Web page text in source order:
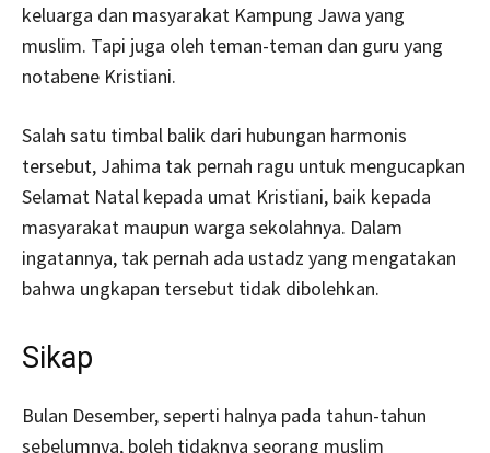
keluarga dan masyarakat Kampung Jawa yang
muslim. Tapi juga oleh teman-teman dan guru yang
notabene Kristiani.
Salah satu timbal balik dari hubungan harmonis
tersebut, Jahima tak pernah ragu untuk mengucapkan
Selamat Natal kepada umat Kristiani, baik kepada
masyarakat maupun warga sekolahnya. Dalam
ingatannya, tak pernah ada ustadz yang mengatakan
bahwa ungkapan tersebut tidak dibolehkan.
Sikap
Bulan Desember, seperti halnya pada tahun-tahun
sebelumnya, boleh tidaknya seorang muslim